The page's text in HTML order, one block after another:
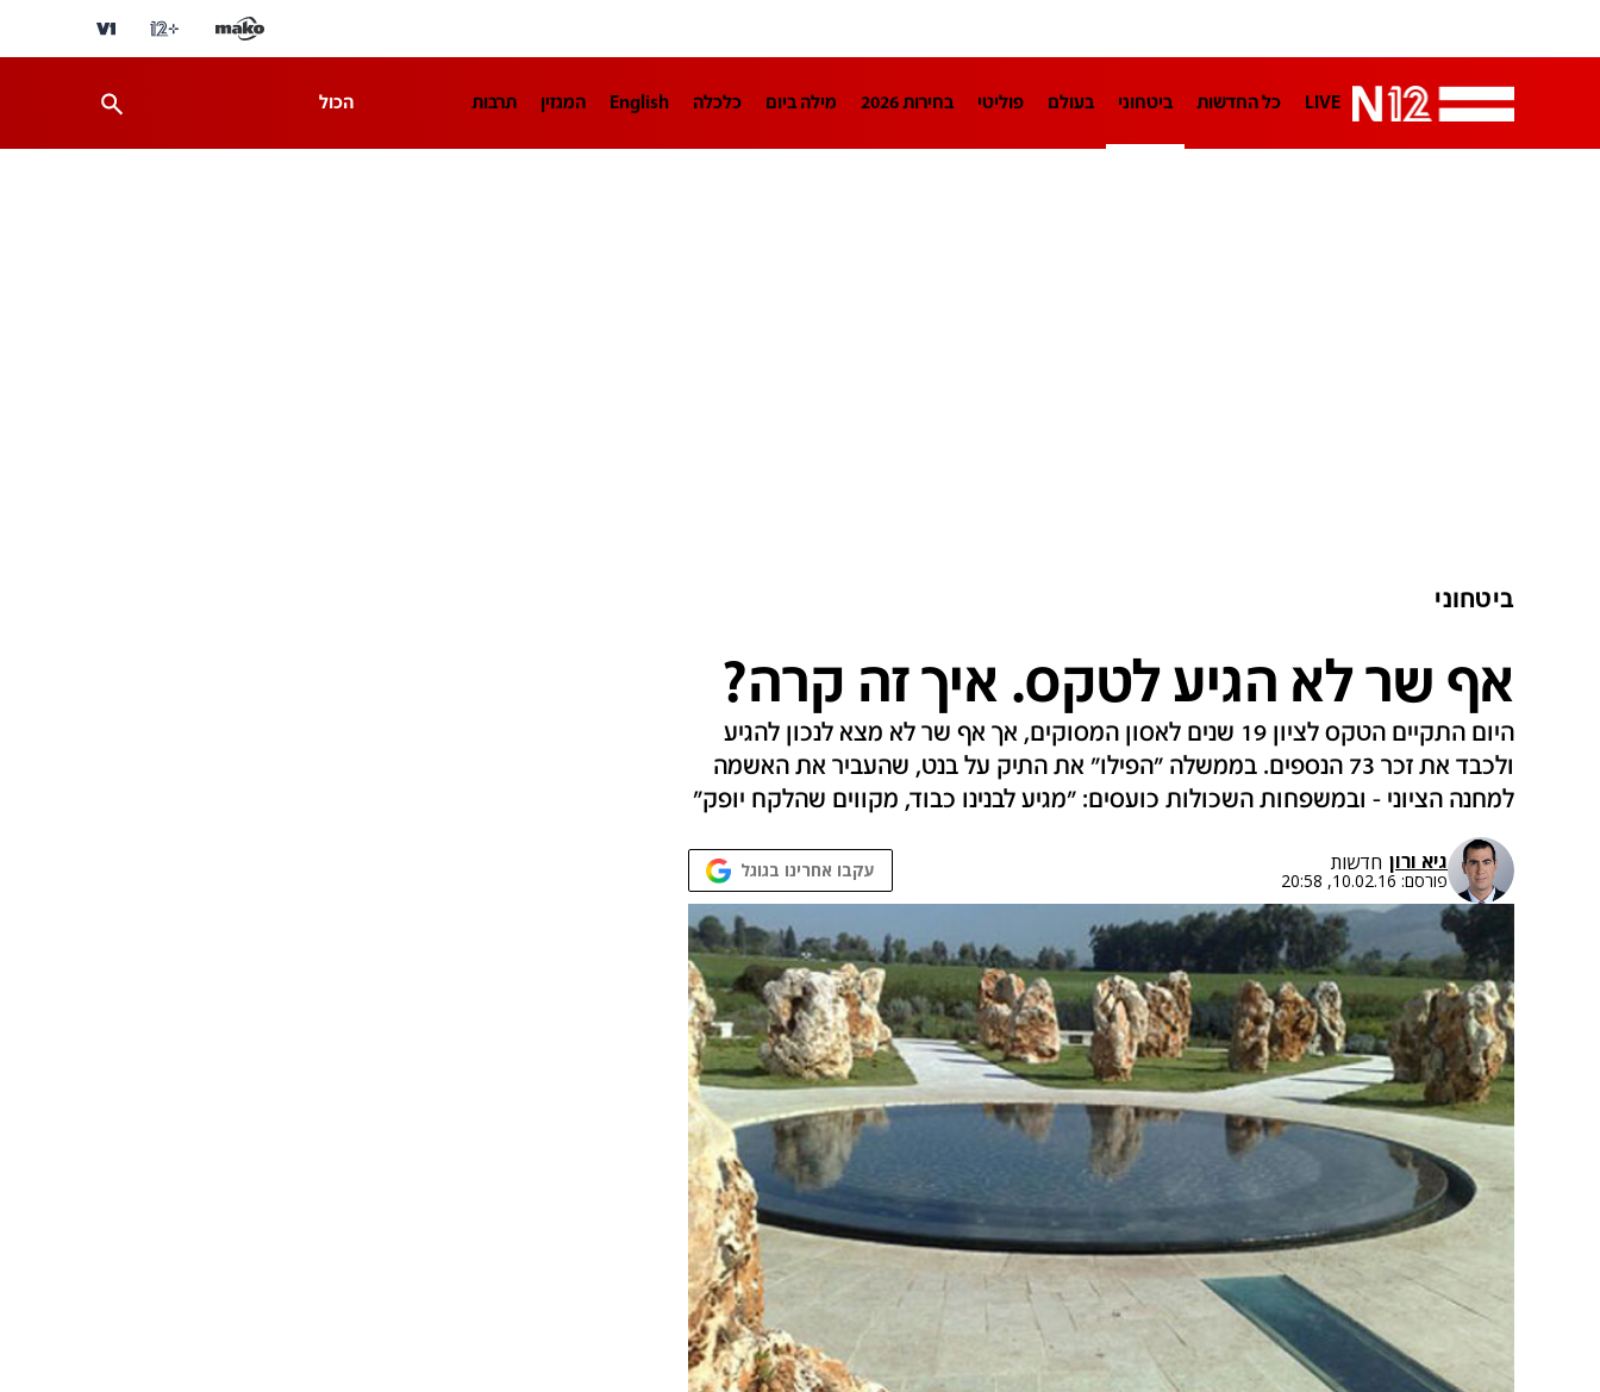
LIVE כל החדשות ביטחוני בעולם פוליטי בחירות 2026 מילה ביום כלכלה English המגזין תרבות הכול
ביטחוני
אף שר לא הגיע לטקס. איך זה קרה?
היום התקיים הטקס לציון 19 שנים לאסון המסוקים, אך אף שר לא מצא לנכון להגיע
ולכבד את זכר 73 הנספים. בממשלה "הפילו" את התיק על בנט, שהעביר את האשמה
למחנה הציוני - ובמשפחות השכולות כועסים: "מגיע לבנינו כבוד, מקווים שהלקח יופק"
גיא ורון חדשות
פורסם: 10.02.16, 20:58 עקבו אחרינו בגוגל